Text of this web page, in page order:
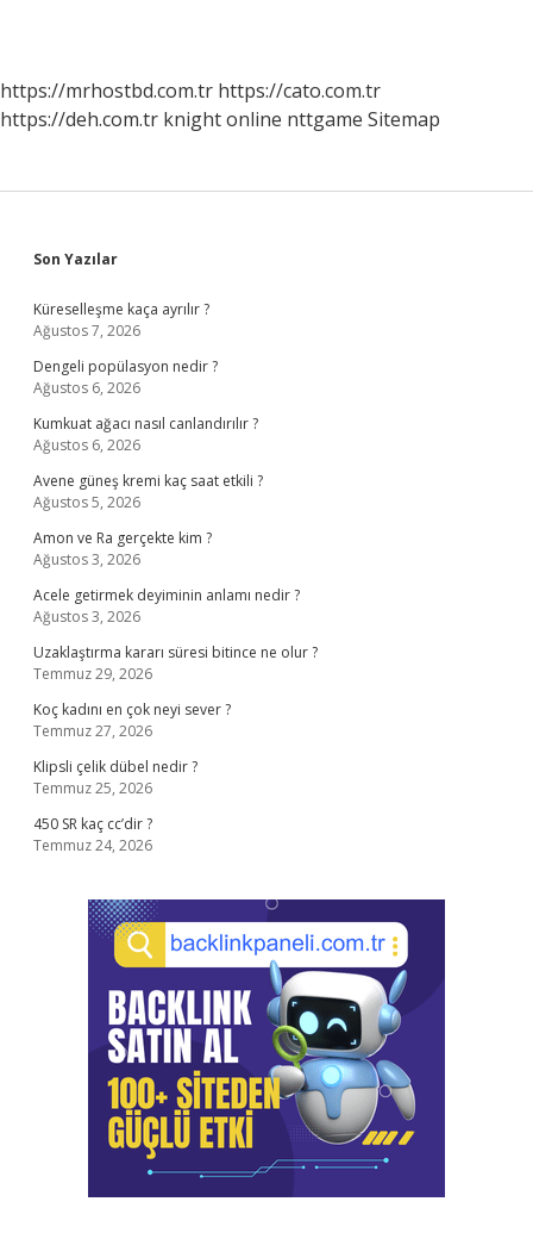
https://mrhostbd.com.tr https://cato.com.tr
https://deh.com.tr knight online nttgame Sitemap
Sidebar
Son Yazılar
Küreselleşme kaça ayrılır ?
Ağustos 7, 2026
Dengeli popülasyon nedir ?
Ağustos 6, 2026
Kumkuat ağacı nasıl canlandırılır ?
Ağustos 6, 2026
Avene güneş kremi kaç saat etkili ?
Ağustos 5, 2026
Amon ve Ra gerçekte kim ?
Ağustos 3, 2026
Acele getirmek deyiminin anlamı nedir ?
Ağustos 3, 2026
Uzaklaştırma kararı süresi bitince ne olur ?
Temmuz 29, 2026
Koç kadını en çok neyi sever ?
Temmuz 27, 2026
Klipsli çelik dübel nedir ?
Temmuz 25, 2026
450 SR kaç cc’dir ?
Temmuz 24, 2026